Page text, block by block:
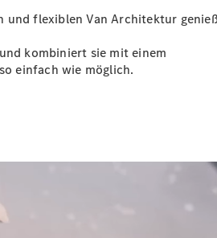
und flexiblen Van Architektur
kombiniert sie mit einem
einfach wie möglich.
gezeigt werden wehen Blütenblätter um